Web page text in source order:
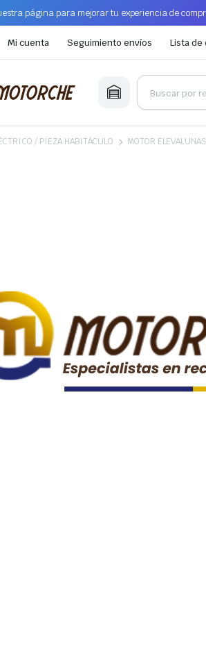
página para mejorar tu experiencia de
Mi cuenta Seguimiento envíos Lista de
/ PIEZA HABITÁCULO MOTOR ELEVALUNAS